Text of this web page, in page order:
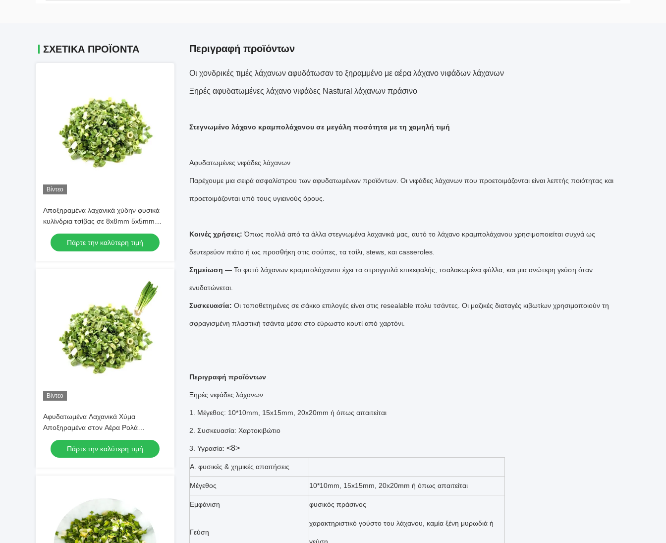
ΣΧΕΤΙΚΆ ΠΡΟΪΌΝΤΑ
Βίντεο
Αποξηραμένα λαχανικά χύδην φυσικά
κυλίνδρια τσίβας σε 8x8mm 5x5mm
3x3mm Μέγεθος Δεν υπάρχουν
πρόσθετα Προμηθευτής
Πάρτε την καλύτερη τιμή
Βίντεο
Αφυδατωμένα Λαχανικά Χύμα
Αποξηραμένα στον Αέρα Ρολά
Σχοινόπρασου 3*3mm 5*5mm Φυσικό
Χρώμα Γεύση Χωρίς Πρόσθετα
Μέγιστη Υγρασία 7% Συσκευασία σε
Πάρτε την καλύτερη τιμή
Περιγραφή προϊόντων
Οι χονδρικές τιμές λάχανων αφυδάτωσαν το ξηραμμένο με αέρα λάχανο νιφάδων λάχανων
Ξηρές αφυδατωμένες λάχανο νιφάδες Nastural λάχανων πράσινο
Στεγνωμένο λάχανο κραμπολάχανου σε μεγάλη ποσότητα με τη χαμηλή τιμή
Αφυδατωμένες νιφάδες λάχανων
Παρέχουμε μια σειρά ασφαλίστρου των αφυδατωμένων προϊόντων. Οι νιφάδες λάχανων που προετοιμάζονται είναι λεπτής ποιότητας και
προετοιμάζονται υπό τους υγιεινούς όρους.
Κοινές χρήσεις: Όπως πολλά από τα άλλα στεγνωμένα λαχανικά μας, αυτό το λάχανο κραμπολάχανου χρησιμοποιείται συχνά ως
δευτερεύον πιάτο ή ως προσθήκη στις σούπες, τα τσίλι, stews, και casseroles.
Σημείωση — Το φυτό λάχανων κραμπολάχανου έχει τα στρογγυλά επικεφαλής, τσαλακωμένα φύλλα, και μια ανώτερη γεύση όταν
ενυδατώνεται.
Συσκευασία: Οι τοποθετημένες σε σάκκο επιλογές είναι στις resealable πολυ τσάντες. Οι μαζικές διαταγές κιβωτίων χρησιμοποιούν τη
σφραγισμένη πλαστική τσάντα μέσα στο εύρωστο κουτί από χαρτόνι.
Περιγραφή προϊόντων
Ξηρές νιφάδες λάχανων
1. Μέγεθος: 10*10mm, 15x15mm, 20x20mm ή όπως απαιτείται
2. Συσκευασία: Χαρτοκιβώτιο
3. Υγρασία: <8>
Α. φυσικές & χημικές απαιτήσεις
Μέγεθος 10*10mm, 15x15mm, 20x20mm ή όπως απαιτείται
Εμφάνιση φυσικός πράσινος
Γεύση
χαρακτηριστικό γούστο του λάχανου, καμία ξένη μυρωδιά ή